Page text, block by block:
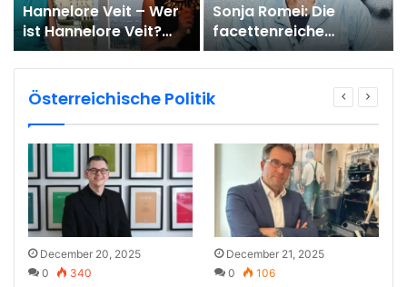
Hannelore Veit – Wer
ist Hannelore Veit?
Biografie, Familie,
Alter, Kinder und
Leben heute
Sonja Romei: Die
facettenreiche
Schauspielerin
zwischen Bühne, Film
und Musik
Österreichische Politik
December 20, 2025
0
340
December 21, 2025
0
106